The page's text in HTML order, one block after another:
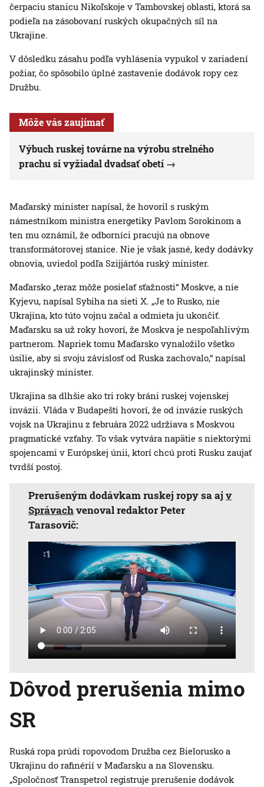
čerpaciu stanicu Nikoľskoje v Tambovskej oblasti, ktorá sa
podieľa na zásobovaní ruských okupačných síl na
Ukrajine.
V dôsledku zásahu podľa vyhlásenia vypukol v zariadení
požiar, čo spôsobilo úplné zastavenie dodávok ropy cez
Družbu.
Môže vás zaujímať
Výbuch ruskej továrne na výrobu strelného
prachu si vyžiadal dvadsať obetí
Maďarský minister napísal, že hovoril s ruským
námestníkom ministra energetiky Pavlom Sorokinom a
ten mu oznámil, že odborníci pracujú na obnove
transformátorovej stanice. Nie je však jasné, kedy dodávky
obnovia, uviedol podľa Szijjártóa ruský minister.
Maďarsko „teraz môže posielať sťažnosti“ Moskve, a nie
Kyjevu, napísal Sybiha na sieti X. „Je to Rusko, nie
Ukrajina, kto túto vojnu začal a odmieta ju ukončiť.
Maďarsku sa už roky hovorí, že Moskva je nespoľahlivým
partnerom. Napriek tomu Maďarsko vynaložilo všetko
úsilie, aby si svoju závislosť od Ruska zachovalo,“ napísal
ukrajinský minister.
Ukrajina sa dlhšie ako tri roky bráni ruskej vojenskej
invázii. Vláda v Budapešti hovorí, že od invázie ruských
vojsk na Ukrajinu z februára 2022 udržiava s Moskvou
pragmatické vzťahy. To však vytvára napätie s niektorými
spojencami v Európskej únii, ktorí chcú proti Rusku zaujať
tvrdší postoj.
Prerušeným dodávkam ruskej ropy sa aj v
Správachvenoval redaktor Peter
Tarasovič:
Dôvod prerušenia mimo
SR
Ruská ropa prúdi ropovodom Družba cez Bielorusko a
Ukrajinu do rafinérií v Maďarsku a na Slovensku.
„Spoločnosť Transpetrol registruje prerušenie dodávok